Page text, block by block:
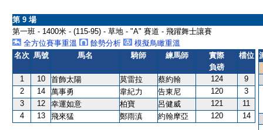
第 9 場
第一班 - 1400米 - (115-95) - 草地 - "A" 賽道 - 飛躍舞士讓賽
全方位賽事重溫
餘勢分析
模擬鳥瞰重溫
名次 馬號 馬名 騎師 練馬師
實際
負磅
檔位
1 10 首飾太陽 莫雷拉 蔡約翰 124
9
2
14 萬事勇 韋紀力 告東尼 120
3
3
12 幸運如意 柏寶 呂健威 121
11
4
13 飛來猛 鄭雨滇 約翰摩亞 120 14